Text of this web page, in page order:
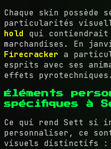
Chaque skin possède
particularités
hold qui
marchandises. En
Firecracker a
esprits avec ses
effets pyrotechniques.
Éléments
spécifiques à
Ce qui rend Sett si
personnaliser, ce
visuels distinctifs :